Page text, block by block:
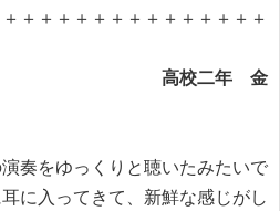
＋＋＋＋＋＋＋＋＋＋＋＋＋＋
奏 高校二年 金
奏をゆっくりと聴いたみたいで
に入ってきて、新鮮な感じがし